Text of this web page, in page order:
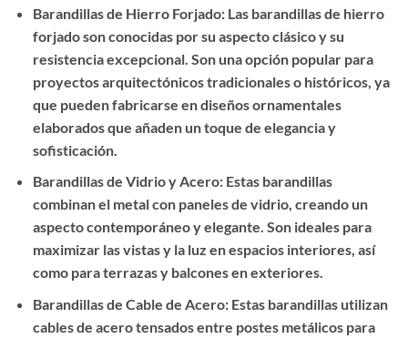
Barandillas de Hierro Forjado: Las barandillas de hierro
forjado son conocidas por su aspecto clásico y su
resistencia excepcional. Son una opción popular para
proyectos arquitectónicos tradicionales o históricos, ya
que pueden fabricarse en diseños ornamentales
elaborados que añaden un toque de elegancia y
sofisticación.
Barandillas de Vidrio y Acero: Estas barandillas
combinan el metal con paneles de vidrio, creando un
aspecto contemporáneo y elegante. Son ideales para
maximizar las vistas y la luz en espacios interiores, así
como para terrazas y balcones en exteriores.
Barandillas de Cable de Acero: Estas barandillas utilizan
cables de acero tensados entre postes metálicos para